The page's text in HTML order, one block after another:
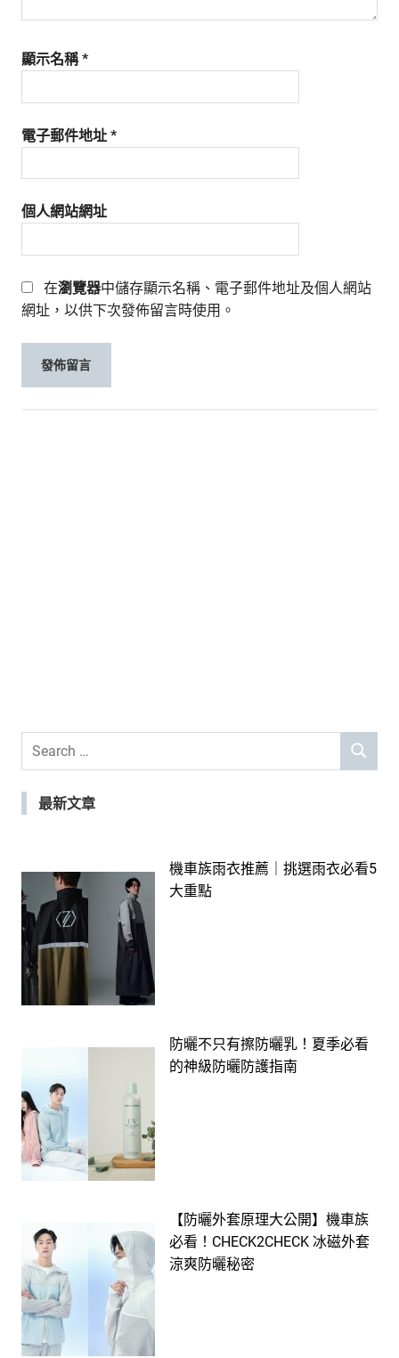
顯示名稱*
電子郵件地址 *
個人網站網址
在瀏覽器中儲存顯示名稱、電子郵件地址及個人網站
網址，以供下次發佈留言時使用。
Search
SEARCH
最新文章
機車族雨衣推薦｜挑選雨衣必看5
大重點
防曬不只有擦防曬乳！夏季必看
的神級防曬防護指南
【防曬外套原理大公開】機車族
必看！CHECK2CHECK 冰磁外套
涼爽防曬秘密